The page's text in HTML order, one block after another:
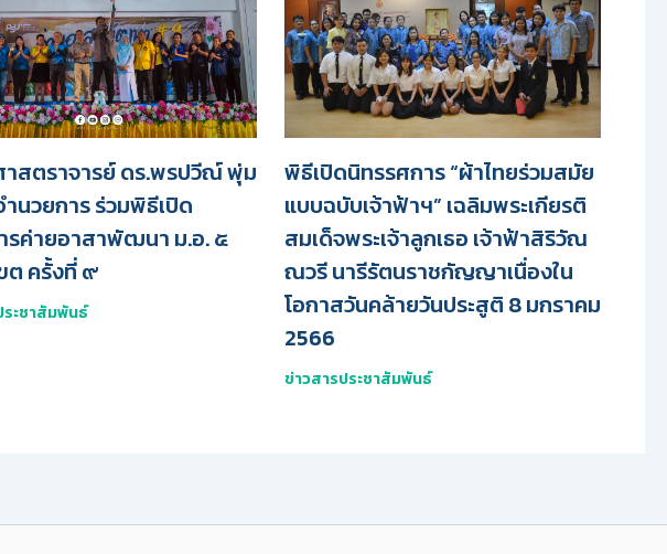
สตราจารย์ ดร.พรปวีณ์ พุ่ม
นวยการ ร่วมพิธีเปิด
รค่ายอาสาพัฒนา ม.อ. ๕
ต ครั้งที่ ๙
ะชาสัมพันธ์
พิธีเปิดนิทรรศการ “ผ้าไทยร่วมสมัย
แบบฉบับเจ้าฟ้าฯ” เฉลิมพระเกียรติ
สมเด็จพระเจ้าลูกเธอ เจ้าฟ้าสิริวัณ
ณวรี นารีรัตนราชกัญญาเนื่องใน
โอกาสวันคล้ายวันประสูติ 8 มกราคม
2566
ข่าวสารประชาสัมพันธ์